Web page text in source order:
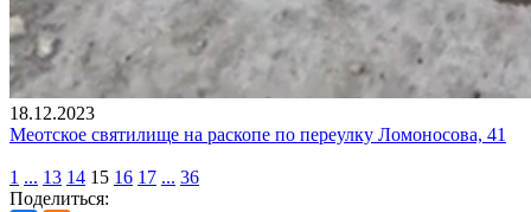
18.12.2023
Меотское святилище на раскопе по переулку Ломоносова, 41
1 ... 13 14 15 16 17 ... 36
Поделиться: